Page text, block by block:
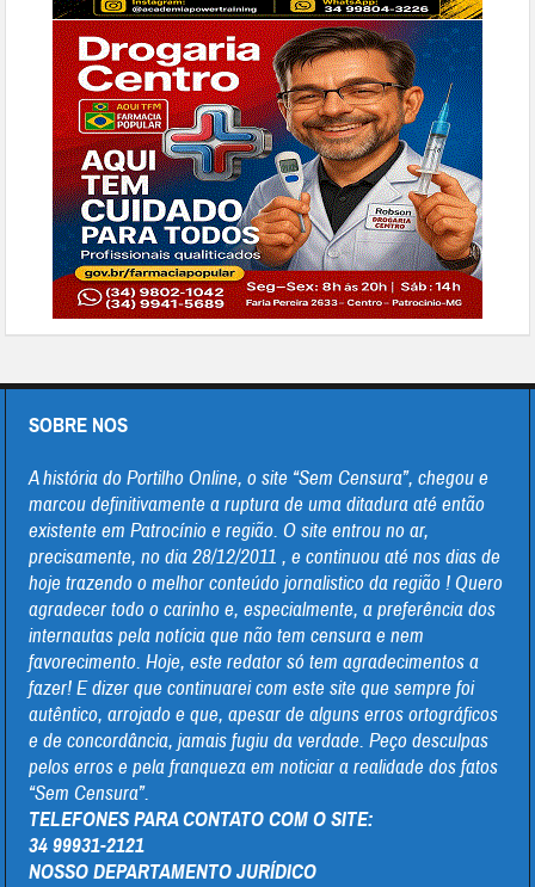
SOBRE NOS
A história do Portilho Online, o site “Sem Censura”, chegou e
marcou definitivamente a ruptura de uma ditadura até então
existente em Patrocínio e região. O site entrou no ar,
precisamente, no dia 28/12/2011 , e continuou até nos dias de
hoje trazendo o melhor conteúdo jornalistico da região ! Quero
agradecer todo o carinho e, especialmente, a preferência dos
internautas pela notícia que não tem censura e nem
favorecimento. Hoje, este redator só tem agradecimentos a
fazer! E dizer que continuarei com este site que sempre foi
autêntico, arrojado e que, apesar de alguns erros ortográficos
e de concordância, jamais fugiu da verdade. Peço desculpas
pelos erros e pela franqueza em noticiar a realidade dos fatos
“Sem Censura”.
TELEFONES PARA CONTATO COM O SITE:
34 99931-2121
NOSSO DEPARTAMENTO JURÍDICO